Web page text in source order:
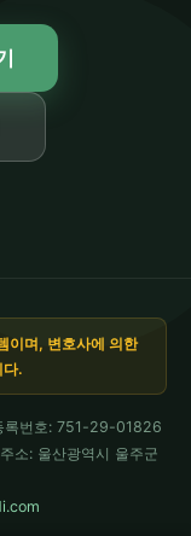
이며, 변호사에 의한
다.
록번호: 751-29-01826
주소: 울산광역시 울주군